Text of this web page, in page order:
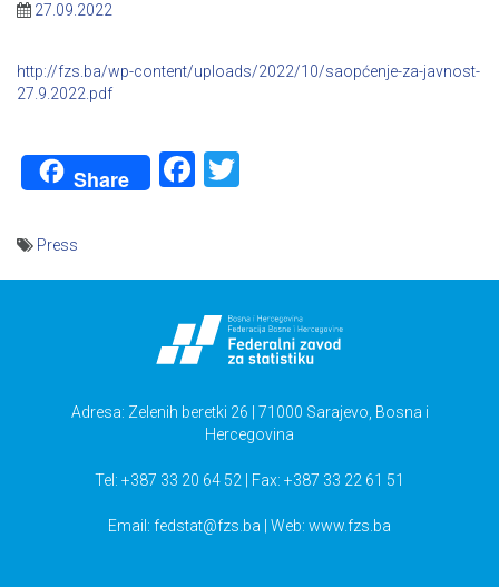
27.09.2022
http://fzs.ba/wp-content/uploads/2022/10/saopćenje-za-javnost-
27.9.2022.pdf
Share Facebook
Press
Adresa: Zelenih beretki 26 | 71000 Sarajevo, Bosna i
Hercegovina
Tel: +387 33 20 64 52 | Fax: +387 33 22 61 51
Email: fedstat@fzs.ba | Web: www.fzs.ba